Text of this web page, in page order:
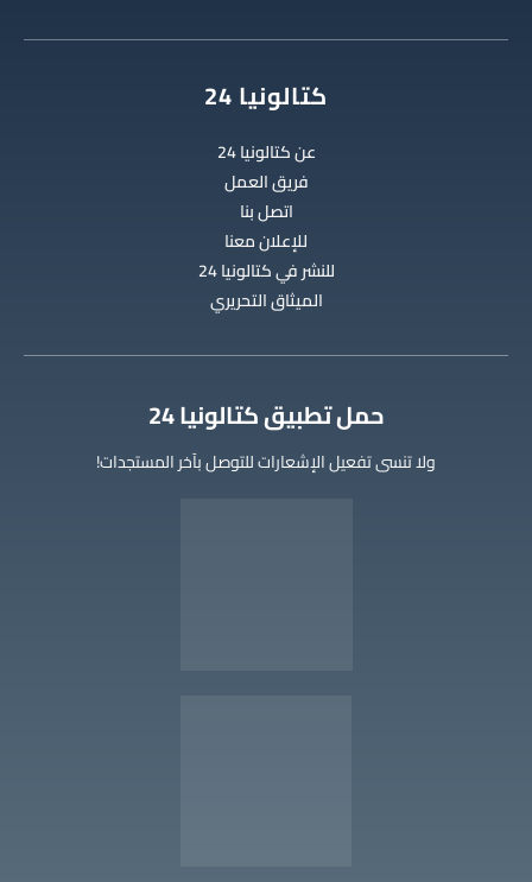
كتالونيا 24
عن كتالونيا 24
فريق العمل
اتصل بنا
للإعلان معنا
للنشر في كتالونيا 24
الميثاق التحريري
‫حمل تطبيق كتالونيا 24
ولا تنسى تفعيل الإشعارات للتوصل بآخر المستجدات!